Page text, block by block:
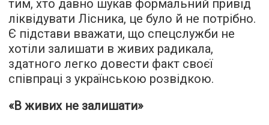
тим, хто давно шукав формальний привід
ліквідувати Лісника, це було й не потрібно.
Є підстави вважати, що спецслужби не
хотіли залишати в живих радикала,
здатного легко довести факт своєї
співпраці з українською розвідкою.
«В живих не залишати»